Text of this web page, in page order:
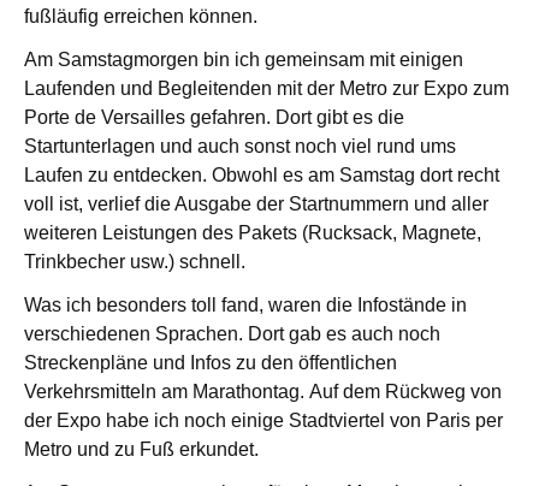
fußläufig erreichen können.
Am Samstagmorgen bin ich gemeinsam mit einigen
Laufenden und Begleitenden mit der Metro zur Expo zum
Porte de Versailles gefahren. Dort gibt es die
Startunterlagen und auch sonst noch viel rund ums
Laufen zu entdecken. Obwohl es am Samstag dort recht
voll ist, verlief die Ausgabe der Startnummern und aller
weiteren Leistungen des Pakets (Rucksack, Magnete,
Trinkbecher usw.) schnell.
Was ich besonders toll fand, waren die Infostände in
verschiedenen Sprachen. Dort gab es auch noch
Streckenpläne und Infos zu den öffentlichen
Verkehrsmitteln am Marathontag. Auf dem Rückweg von
der Expo habe ich noch einige Stadtviertel von Paris per
Metro und zu Fuß erkundet.